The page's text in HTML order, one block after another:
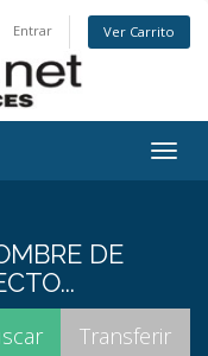
Entrar Ver Carrito
DE